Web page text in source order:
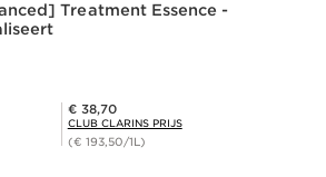
Treatment Essence -
Club Clarins Prijs € 38,70
€ 38,70
CLUB CLARINS PRIJS
(€ 193,50/1L)